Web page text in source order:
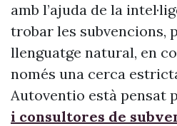
amb l’ajuda de la
trobar les subvencions,
llenguatge natural, en
només una cerca
Autoventio està pensat
i consultores de